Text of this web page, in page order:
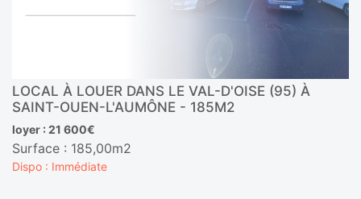
LOCAL À LOUER DANS LE VAL-D'OISE (95) À
SAINT-OUEN-L'AUMÔNE - 185M2
loyer : 21 600€
Surface : 185,00m2
Dispo : Immédiate